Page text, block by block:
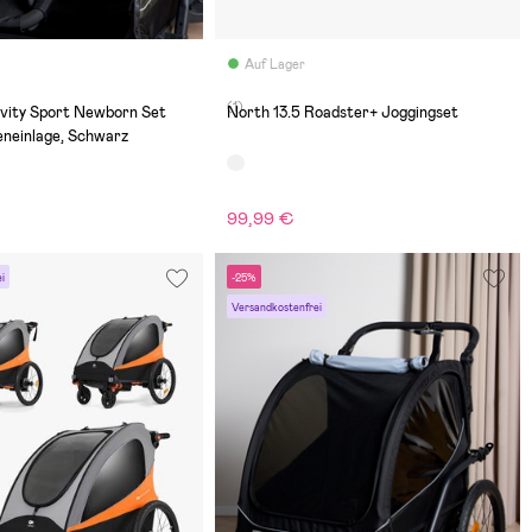
Sport Newborn Set
Schwarz
Auf Lager
(1)
North 13.5 Roadster+ Joggingset
99,99 €
-25%
Versandkostenfrei